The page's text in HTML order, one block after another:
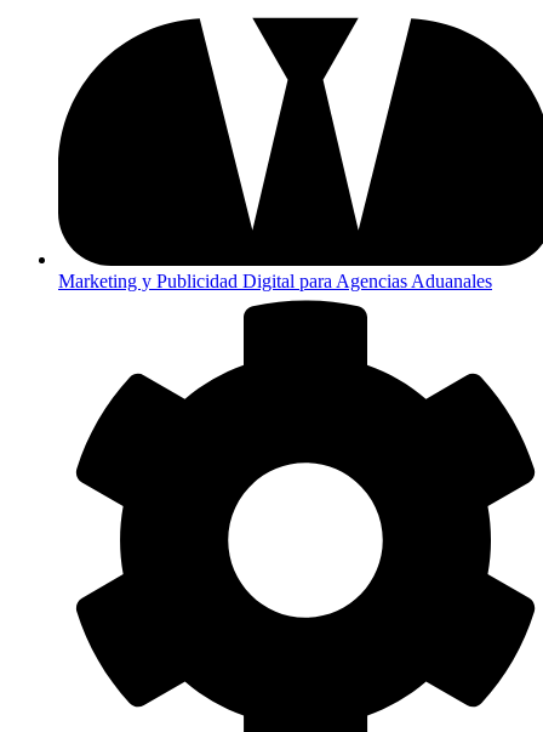
Marketing y Publicidad Digital para Agencias Aduanales